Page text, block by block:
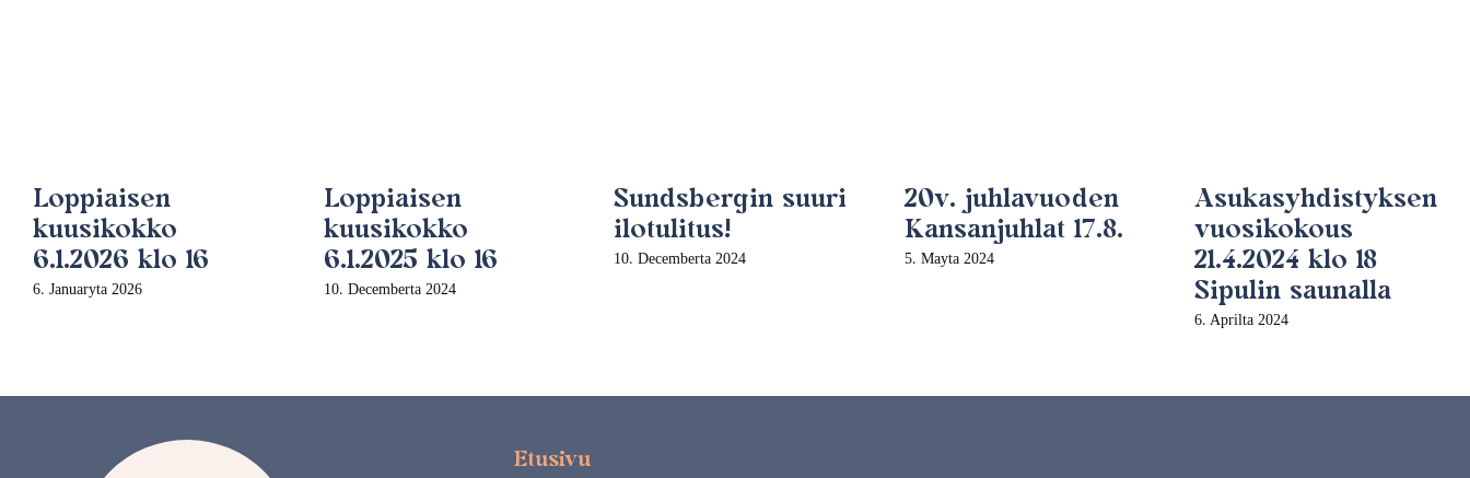
Loppiaisen
kuusikokko
6.1.2026 klo 16
6. Januaryta 2026
Loppiaisen
kuusikokko
6.1.2025 klo 16
10. Decemberta 2024
Sundsbergin suuri
ilotulitus!
10. Decemberta 2024
20v. juhlavuoden
Kansanjuhlat 17.8.
5. Mayta 2024
Asukasyhdistyksen
vuosikokous
21.4.2024 klo 18
Sipulin saunalla
6. Aprilta 2024
Etusivu